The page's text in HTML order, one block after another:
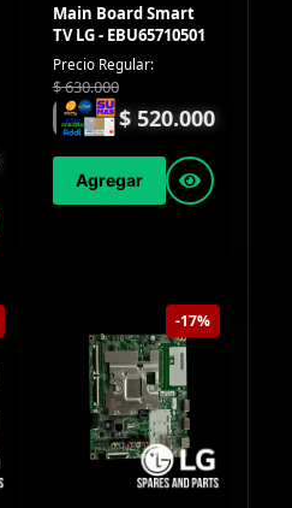
Main Board Smart
TV LG - EBU65710501
Precio Regular:
$630.000
$ 520.000
Agregar
-17%